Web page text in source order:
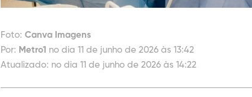
Foto: Canva Imagens
Por: Metro1 no dia 11 de junho de 2026 às 13:42
Atualizado: no dia 11 de junho de 2026 às 14:22